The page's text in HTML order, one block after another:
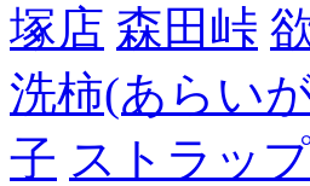
塚店 森田峠
洗柿(あらい
子 ストラップ